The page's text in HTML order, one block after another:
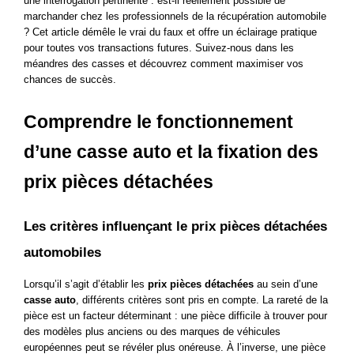
marchander chez les professionnels de la récupération automobile
? Cet article démêle le vrai du faux et offre un éclairage pratique
pour toutes vos transactions futures. Suivez-nous dans les
méandres des casses et découvrez comment maximiser vos
chances de succès.
Comprendre le fonctionnement
d’une casse auto et la fixation des
prix pièces détachées
Les critères influençant le prix pièces détachées
automobiles
Lorsqu’il s’agit d’établir les prix pièces détachées
casse auto , différents critères sont pris en compte. La rareté de la
pièce est un facteur déterminant : une pièce difficile à trouver pour
des modèles plus anciens ou des marques de véhicules
européennes peut se révéler plus onéreuse. À l’inverse, une pièce